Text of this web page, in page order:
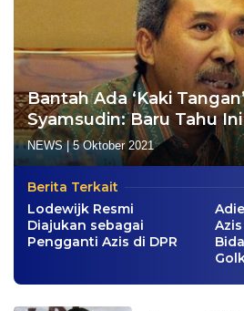
Bantah Ada ‘Kaki
Syamsudin: Baru Tahu Ini
NEWS|5 Oktober 2021
Berita Terkait
Lodewijk Resmi
Diajukan sebagai
Pengganti Azis di DPR